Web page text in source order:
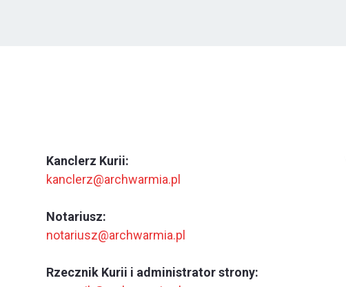
Kanclerz Kurii:
kanclerz@archwarmia.pl
Notariusz:
notariusz@archwarmia.pl
Rzecznik Kurii i administrator strony: